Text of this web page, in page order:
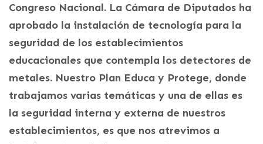
Congreso Nacional. La Cámara de Diputados ha
aprobado la instalación de tecnología para la
seguridad de los establecimientos
educacionales que contempla los detectores de
metales. Nuestro Plan Educa y Protege, donde
trabajamos varias temáticas y una de ellas es
la seguridad interna y externa de nuestros
establecimientos, es que nos atrevimos a